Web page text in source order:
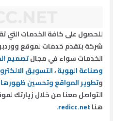
للحصول على كافة الخدمات التي
شركة بتقدم خدمات لموقع
الخدمات سواء في مجالتصميم
وصناعة الهوية،التسويق
وتطوير المواقع وتحسين
التواصل معنا من خلال زيارتك
هناredicc.net
.